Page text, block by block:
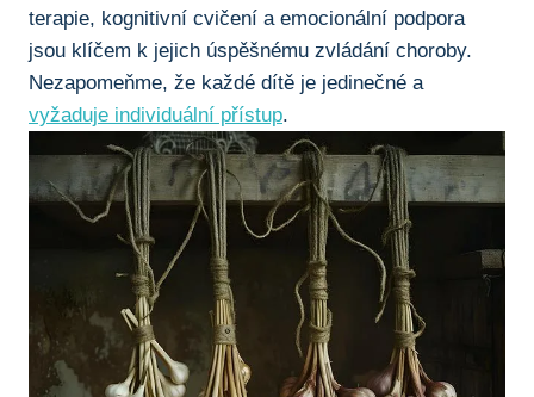
‍terapie, kognitivní cvičení a emocionální podpora
jsou klíčem k jejich úspěšnému zvládání choroby.
Nezapomeňme,‌ že⁣ každé dítě je jedinečné a⁣
vyžaduje ‍individuální přístup.